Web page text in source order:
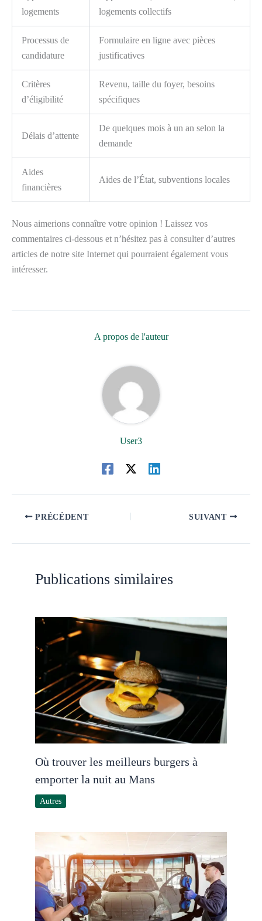
logements
logements collectifs
Processus de
candidature
Formulaire en ligne avec pièces
justificatives
Critères
d’éligibilité
Revenu, taille du foyer, besoins
spécifiques
Délais d’attente
De quelques mois à un an selon la
demande
Aides
financières
Aides de l’État, subventions locales
Nous aimerions connaître votre opinion ! Laissez vos
commentaires ci-dessous et n’hésitez pas à consulter d’autres
articles de notre site Internet qui pourraient également vous
intéresser.
A propos de l'auteur
User3
PRÉCÉDENT SUIVANT
Publications similaires
Où trouver les meilleurs burgers à
emporter la nuit au Mans
Autres